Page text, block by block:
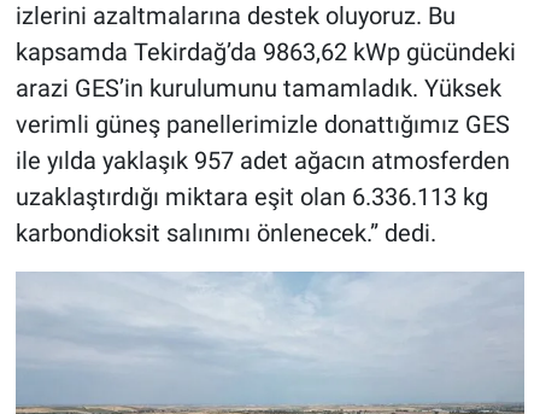
izlerini azaltmalarına destek oluyoruz. Bu
kapsamda Tekirdağ’da 9863,62 kWp gücündeki
arazi GES’in kurulumunu tamamladık. Yüksek
verimli güneş panellerimizle donattığımız GES
ile yılda yaklaşık 957 adet ağacın atmosferden
uzaklaştırdığı miktara eşit olan 6.336.113 kg
karbondioksit salınımı önlenecek.” dedi.